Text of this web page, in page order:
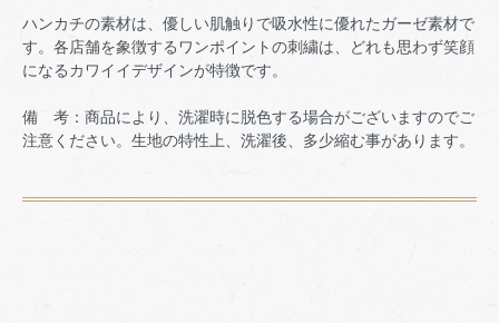
ハンカチの素材は、優しい肌触りで吸水性に優れたガーゼ素材で
す。各店舗を象徴するワンポイントの刺繍は、どれも思わず笑顔
になるカワイイデザインが特徴です。
備 考：商品により、洗濯時に脱色する場合がございますのでご
注意ください。生地の特性上、洗濯後、多少縮む事があります。